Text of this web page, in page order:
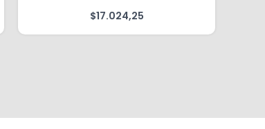
$17.024,25